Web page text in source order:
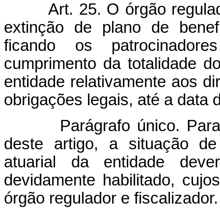
Art. 25. O órgão
extinção de plano de
ficando os
cumprimento da totalidade
entidade relativamente aos
obrigações legais, até a data
Parágrafo único. Para
deste artigo, a situação de
atuarial da entidade
devidamente habilitado,
órgão regulador e fiscalizador.